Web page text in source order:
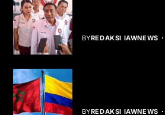
BYREDAKSI IAWNEWS
BYREDAKSI IAWNEWS